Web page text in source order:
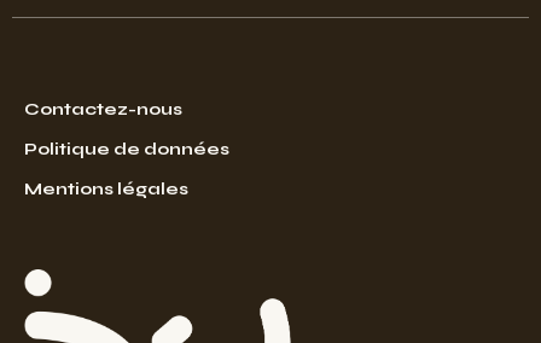
Contactez-nous
Politique de données
Mentions légales